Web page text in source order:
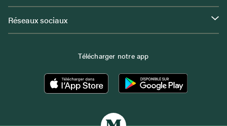
Réseaux sociaux
Télécharger notre app